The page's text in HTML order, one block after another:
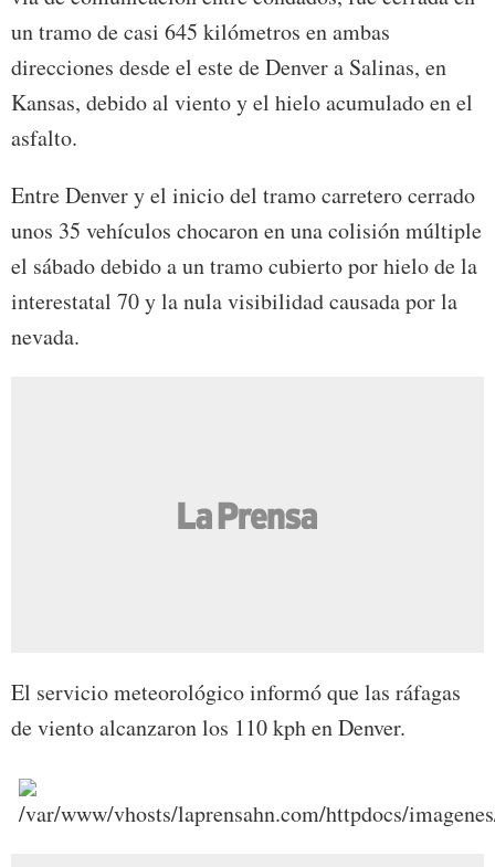
un tramo de casi 645 kilómetros en ambas
direcciones desde el este de Denver a Salinas, en
Kansas, debido al viento y el hielo acumulado en el
asfalto.
Entre Denver y el inicio del tramo carretero cerrado
unos 35 vehículos chocaron en una colisión múltiple
el sábado debido a un tramo cubierto por hielo de la
interestatal 70 y la nula visibilidad causada por la
nevada.
El servicio meteorológico informó que las ráfagas
de viento alcanzaron los 110 kph en Denver.